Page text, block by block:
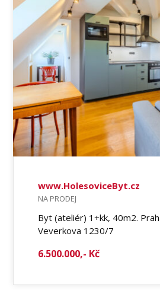
www.HolesoviceByt.cz
NA PRODEJ
Byt (ateliér) 1+kk, 40m2.
Veverkova 1230/7
6.500.000,- Kč